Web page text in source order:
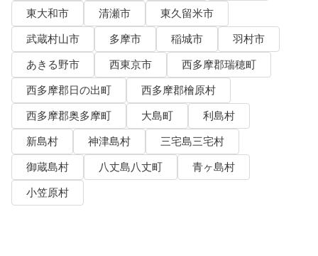
東大和市
清瀬市
東久留米市
武蔵村山市
多摩市 稲城市
羽村市
あきる野市
西東京市
西多摩郡瑞穂町
西多摩郡日の出町
西多摩郡檜原村
西多摩郡奥多摩町
大島町
利島村
新島村
神津島村
三宅島三宅村
御蔵島村
八丈島八丈町
青ヶ島村
小笠原村